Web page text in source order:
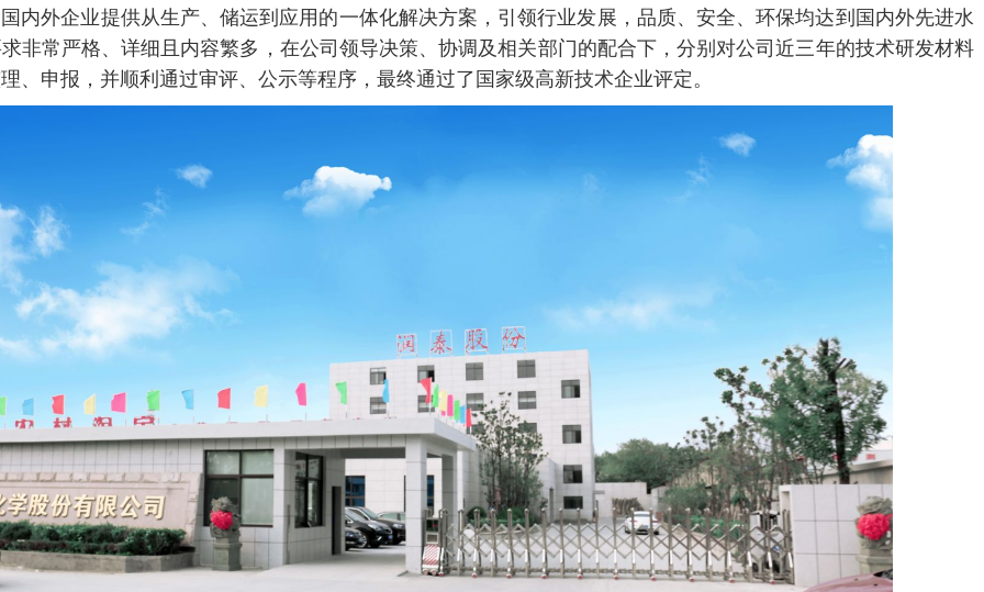
外企业提供从生产、储运到应用的一体化解决方案，引领行业发展，品质、安全、环保均达到国内外先进水
非常严格、详细且内容繁多，在公司领导决策、协调及相关部门的配合下，分别对公司近三年的技术研发材料
、申报，并顺利通过审评、公示等程序，最终通过了国家级高新技术企业评定。